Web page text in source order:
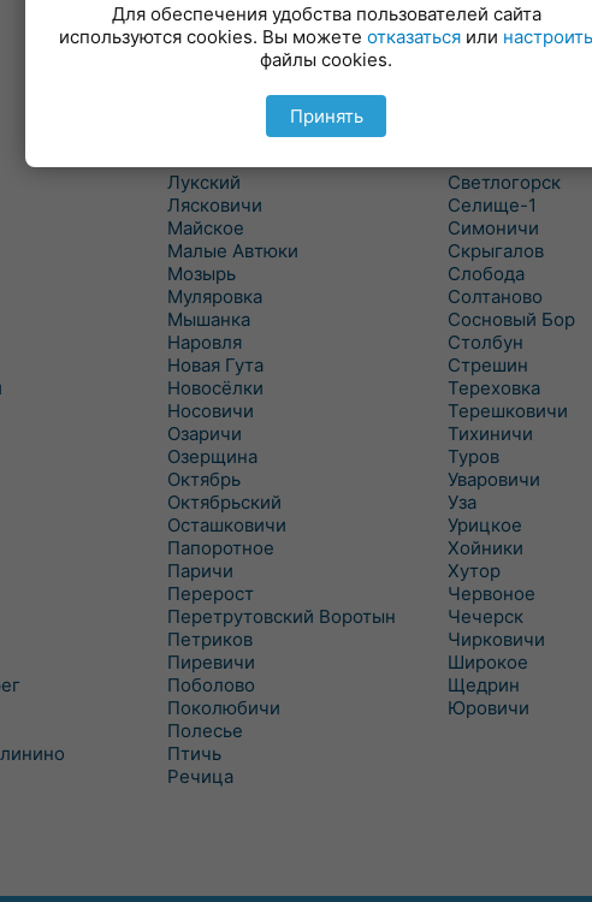
Лукский
Лясковичи
Майское
Малые Автюки
Мозырь
Муляровка
Мышанка
Наровля
Новая Гута
Новосёлки
Носовичи
Озаричи
Озерщина
Октябрь
Октябрьский
Осташковичи
Папоротное
Паричи
Перерост
Перетрутовский Воротын
Петриков
Пиревичи
Поболово
Поколюбичи
Полесье
Птичь
Речица
Светлогорск
Селище-1
Симоничи
Скрыгалов
Слобода
Солтаново
Сосновый Бор
Столбун
Стрешин
Тереховка
Терешковичи
Тихиничи
Туров
Уваровичи
Уза
Урицкое
Хойники
Хутор
Червоное
Чечерск
Чирковичи
Широкое
Щедрин
Юровичи
Для обеспечения удобства пользователей сайта
используются cookies. Вы можете отказаться или настроить
файлы cookies.
Принять